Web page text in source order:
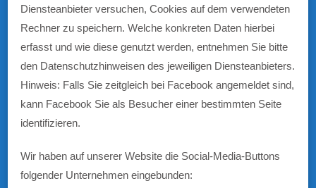
Diensteanbieter versuchen, Cookies auf dem verwendeten
Rechner zu speichern. Welche konkreten Daten hierbei
erfasst und wie diese genutzt werden, entnehmen Sie bitte
den Datenschutzhinweisen des jeweiligen Diensteanbieters.
Hinweis: Falls Sie zeitgleich bei Facebook angemeldet sind,
kann Facebook Sie als Besucher einer bestimmten Seite
identifizieren.
Wir haben auf unserer Website die Social-Media-Buttons
folgender Unternehmen eingebunden: